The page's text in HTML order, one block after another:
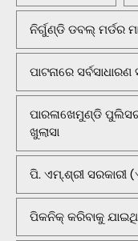
ନିର୍ଗୁଣ୍ଡି ଡବଲ୍ ମର୍ଡର
ପାଟନାରେ
ପାରଳାଖେମୁଣ୍ଡି
ଖୁଲାସା
ପି. ଏମ୍.ଶ୍ରୀ ସରକାରୀ
ପିକନିକ୍‌ କରିବାକୁ